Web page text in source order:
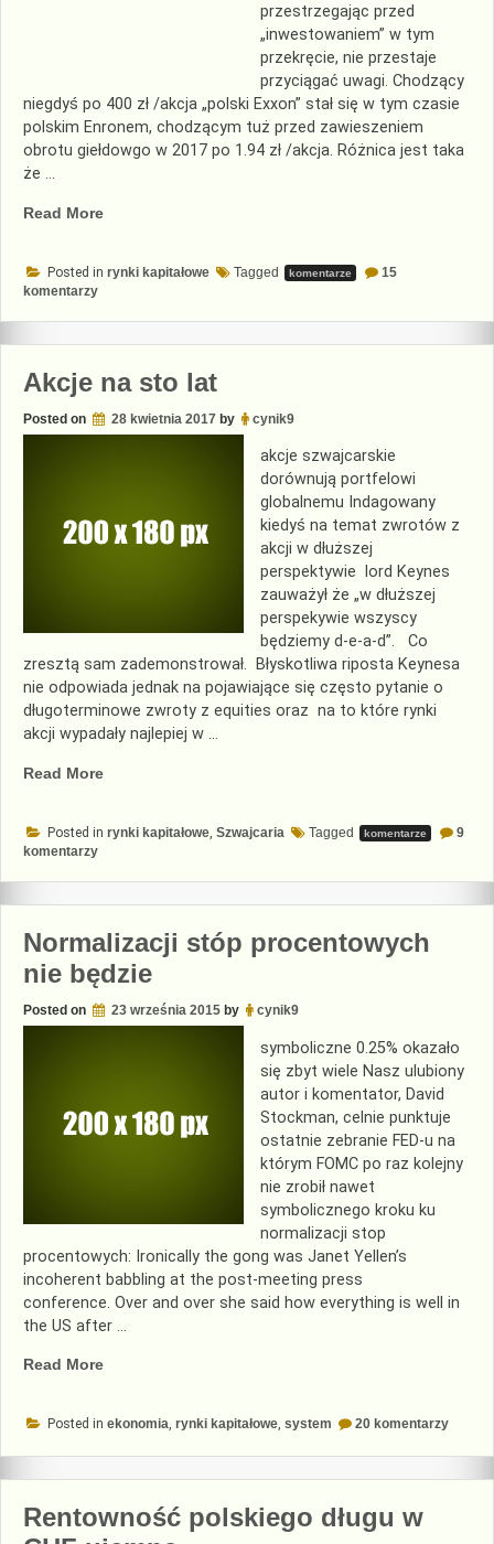
przestrzegając przed
„inwestowaniem” w tym
przekręcie, nie przestaje
przyciągać uwagi. Chodzący
niegdyś po 400 zł /akcja „polski Exxon” stał się w tym czasie
polskim Enronem, chodzącym tuż przed zawieszeniem
obrotu giełdowgo w 2017 po 1.94 zł /akcja. Różnica jest taka
że …
Read More„Polski
straszy”
Posted in rynki kapitałowe Tagged komentarze
15
komentarzydo
Exxon
Akcje na sto lat
Posted on 28 kwietnia 2017 by cynik9
akcje szwajcarskie
dorównują portfelowi
globalnemu Indagowany
kiedyś na temat zwrotów z
akcji w dłuższej
perspektywie lord Keynes
zauważył że „w dłuższej
perspekywie wszyscy
będziemy d-e-a-d”. Co
zresztą sam zademonstrował. Błyskotliwa riposta Keynesa
nie odpowiada jednak na pojawiające się często pytanie o
długoterminowe zwroty z equities oraz na to które rynki
akcji wypadały najlepiej w …
Read More„Akcje
lat”
Posted in rynki kapitałowe, Szwajcaria Tagged komentarze
9
komentarzydo
na
Normalizacji stóp procentowych
nie będzie
Posted on 23 września 2015 by cynik9
symboliczne 0.25% okazało
się zbyt wiele Nasz ulubiony
autor i komentator, David
Stockman, celnie punktuje
ostatnie zebranie FED-u na
którym FOMC po raz kolejny
nie zrobił nawet
symbolicznego kroku ku
normalizacji stop
procentowych: Ironically the gong was Janet Yellen’s
incoherent babbling at the post-meeting press
conference. Over and over she said how everything is well in
the US after …
Read More„Normalizacji
nie
będzie”
Posted in ekonomia, rynki kapitałowe, system 20 komentarzydo
nie
Rentowność polskiego długu w